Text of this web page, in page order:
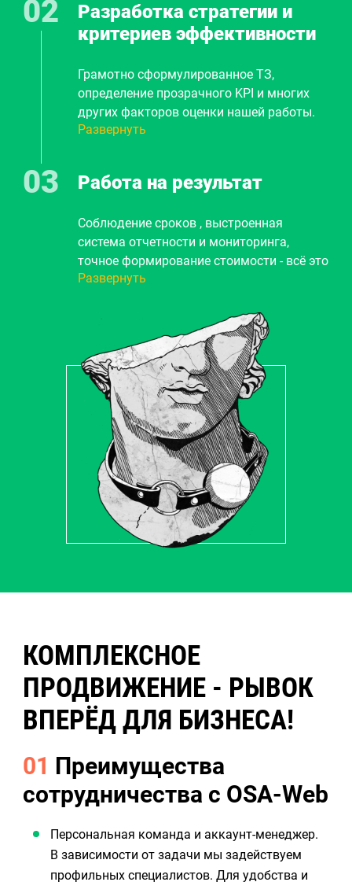
Разработка стратегии и
критериев эффективности
Грамотно сформулированное ТЗ,
определение прозрачного KPI и многих
других факторов оценки нашей работы.
Составление плана продвижения вашего
дальнейшая работка, как будет
Развернуть
Работа на результат
Соблюдение сроков , выстроенная
система отчетности и мониторинга,
точное формирование стоимости - всё это
гарантия 100% решения вашей задачи.
Развернуть
КОМПЛЕКСНОЕ
ПРОДВИЖЕНИЕ - РЫВОК
ВПЕРЁД ДЛЯ БИЗНЕСА!
01 Преимущества
сотрудничества с OSA-Web
Персональная команда и аккаунт-менеджер.
В зависимости от задачи мы задействуем
профильных специалистов. Для удобства и